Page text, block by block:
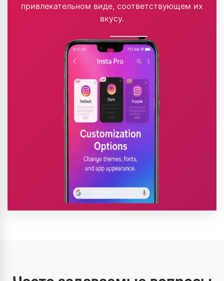
привлекательном виде, соответствующем их
вкусу.